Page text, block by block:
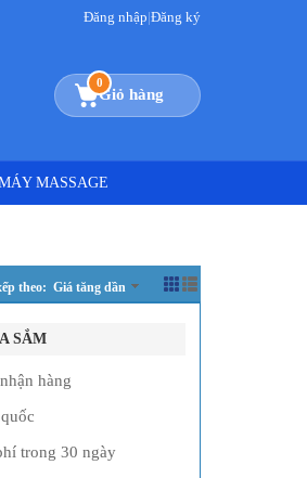
Đăng nhập|Đăng ký
0
Giỏ hàng
MASSAGE
theo: Giá tăng dần
SẮM
hàng
trong 30 ngày